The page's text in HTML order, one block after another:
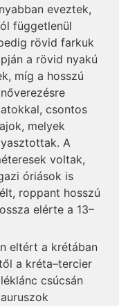
eveztek,
függetlenül
rövid farkuk
a rövid nyakú
míg a hosszú
csontos
melyek
A
voltak,
óriások is
roppant hosszú
elérte a 13–
eltért a krétában
a kréta–tercier
csúcsán